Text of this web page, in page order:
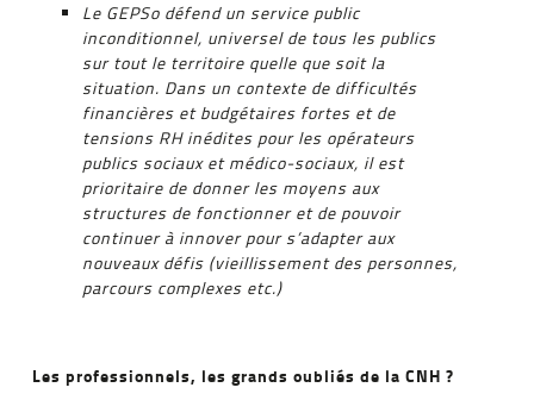
Le GEPSo défend un service public
inconditionnel, universel de tous les publics
sur tout le territoire quelle que soit la
situation. Dans un contexte de difficultés
financières et budgétaires fortes et de
tensions RH inédites pour les opérateurs
publics sociaux et médico-sociaux, il est
prioritaire de donner les moyens aux
structures de fonctionner et de pouvoir
continuer à innover pour s’adapter aux
nouveaux défis (vieillissement des personnes,
parcours complexes etc.)
Les professionnels, les grands oubliés de la CNH ?